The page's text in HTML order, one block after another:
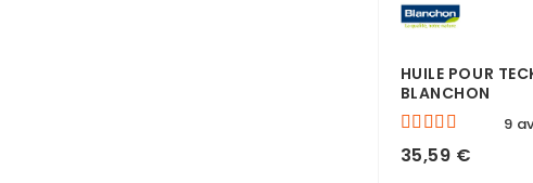
HUILE POUR
BLANCHON
9
35,59 €